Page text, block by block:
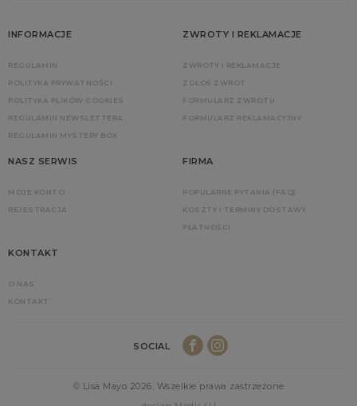
INFORMACJE
REGULAMIN
POLITYKA PRYWATNOŚCI
POLITYKA PLIKÓW COOKIES
REGULAMIN NEWSLETTERA
REGULAMIN MYSTERY BOX
ZWROTY I REKLAMACJE
ZWROTY I REKLAMACJE
ZGŁOŚ ZWROT
FORMULARZ ZWROTU
FORMULARZ REKLAMACYJNY
NASZ SERWIS
MOJE KONTO
REJESTRACJA
FIRMA
POPULARNE PYTANIA (FAQ)
KOSZTY I TERMINY DOSTAWY
PŁATNOŚCI
KONTAKT
O NAS
KONTAKT
SOCIAL
© Lisa Mayo 2026. Wszelkie prawa zastrzeżone